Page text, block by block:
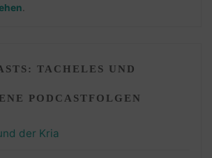
TACHELES UND
PODCASTFOLGEN
der Kria